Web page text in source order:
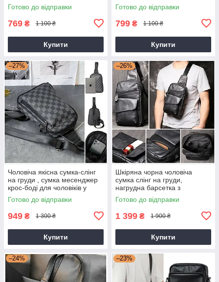
Готово до відправки
769 ₴ 1 100 ₴
Купити
Готово до відправки
799 ₴ 1 100 ₴
Купити
–27%
Чоловіча якісна сумка-слінг
на груди , сумка месенджер
крос-боді для чоловіків у
клітинку
Готово до відправки
949 ₴ 1 300 ₴
Купити
–26%
Шкіряна чорна чоловіча
сумка слінг на груди,
нагрудна барсетка з
натуральної шкіри
Готово до відправки
1 399 ₴ 1 900 ₴
Купити
–24% –23%